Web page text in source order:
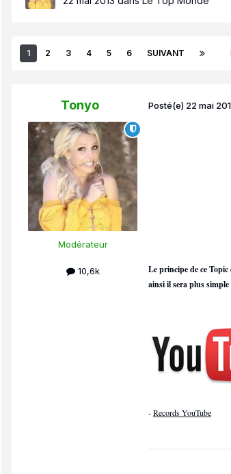
1 2 3 4 5 6 SUIVANT
Tonyo
Modérateur
10,6k
Posté(e) 22 mai
Le principe de ce
ainsi il sera plus
-Records YouTube